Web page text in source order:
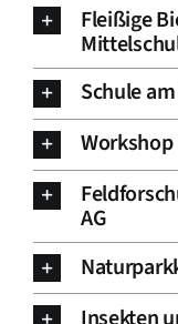
Fleißige
Schule
AG